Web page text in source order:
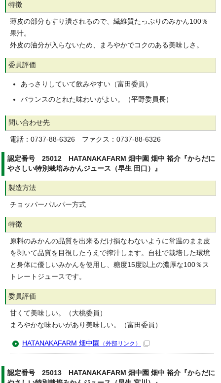
特徴
薄皮の部分もすり潰されるので、繊維質たっぷりのみかん100％
果汁。
外皮の油分が入らないため、まろやかでコクのある美味しさ。
委員評価
あっさりしていて飲みやすい（富田委員）
バランスのとれた味わいがよい。（平野委員長）
問い合わせ先
電話：0737-88-6326 ファクス：0737-88-6326
認定番号 25012 HATANAKAFARM 畑中園 畑中 裕介『からだに
やさしい特別栽培みかんジュース（早生 田口）』
製造方法
チョッパーパルパー方式
特徴
原料のみかんの品質を出来るだけ損なわないように常温のまま皮
を剥いて品質を目視したうえで搾汁します。自社で栽培した環境
と身体に優しいみかんを使用し、糖度15度以上の濃厚な100％ス
トレートジュースです。
委員評価
甘くて美味しい。（大桃委員）
まろやかな味わいがあり美味しい。（富田委員）
HATANAKAFARM 畑中園 （外部リンク）
認定番号 25013 HATANAKAFARM 畑中園 畑中 裕介『からだに